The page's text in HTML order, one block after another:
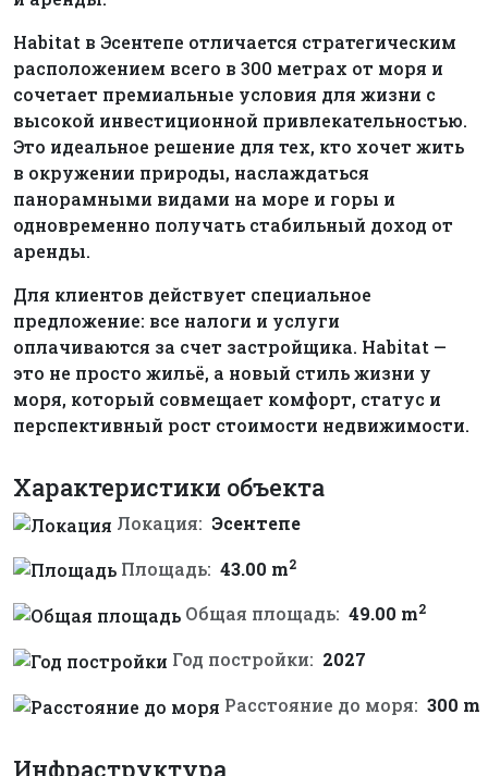
Habitat в Эсентепе отличается стратегическим
расположением всего в 300 метрах от моря и
сочетает премиальные условия для жизни с
высокой инвестиционной привлекательностью.
Это идеальное решение для тех, кто хочет жить
в окружении природы, наслаждаться
панорамными видами на море и горы и
одновременно получать стабильный доход от
аренды.
Для клиентов действует специальное
предложение: все налоги и услуги
оплачиваются за счет застройщика. Habitat —
это не просто жильё, а новый стиль жизни у
моря, который совмещает комфорт, статус и
перспективный рост стоимости недвижимости.
Характеристики объекта
Локация: Эсентепе
Площадь: 43.00 m2
Общая площадь: 49.00 m2
Год постройки: 2027
Расстояние до моря: 300 m
Инфраструктура